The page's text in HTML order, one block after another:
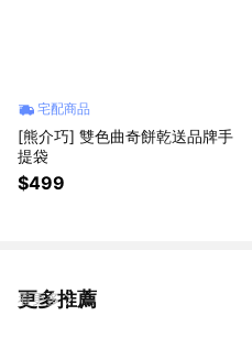
宅配商品
[熊介巧] 雙色曲奇餅乾送品牌手
提袋
$499
更多推薦
看更多